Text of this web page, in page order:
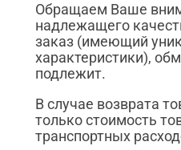
Обращаем Ваше
надлежащего
заказ (имеющий
характеристики),
подлежит.
В случае возврата
только стоимость
транспортных